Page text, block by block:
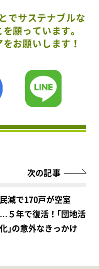
でサステナブルな
願っています。
お願いします！
次の記事
減で170戸が空室
５年で復活！｢団地活
｣の意外なきっかけ